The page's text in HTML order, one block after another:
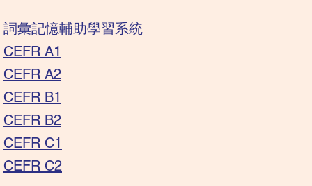
​詞彙記憶輔助學習系統
CEFR A1
CEFR A2
CEFR B1
CEFR B2
CEFR C1
CEFR C2